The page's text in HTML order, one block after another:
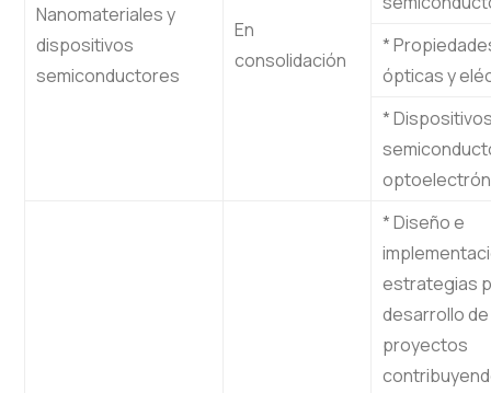
Nanomateriales y
dispositivos
semiconductores
En
consolidación
*
ópticas y
*
* Diseño e
estrategias
desarrollo de
proyectos